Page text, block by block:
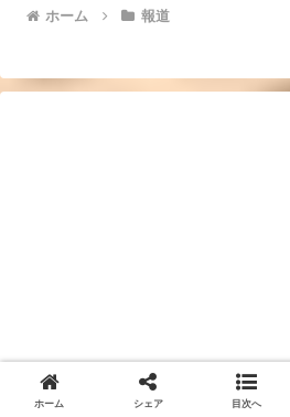
ホーム 報道
ホーム シェア 目次へ